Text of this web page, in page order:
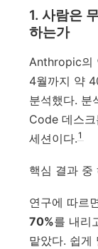
1. 사람은
하는가
Anthropic의
4월까지 약
분석했다. 분
Code 데스
세션이다.1
핵심 결과 중
연구에 따르
70%를 내리
맡았다. 쉽게